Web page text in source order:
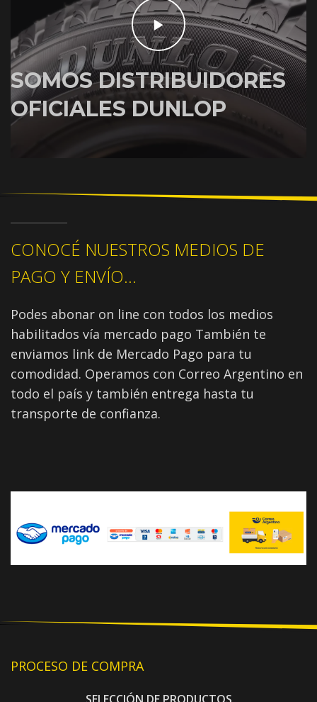
SOMOS DISTRIBUIDORES
OFICIALES DUNLOP
CONOCÉ NUESTROS MEDIOS DE
PAGO Y ENVÍO...
Podes abonar on line con todos los medios
habilitados vía mercado pago También te
enviamos link de Mercado Pago para tu
comodidad. Operamos con Correo Argentino en
todo el país y también entrega hasta tu
transporte de confianza.
PROCESO DE COMPRA